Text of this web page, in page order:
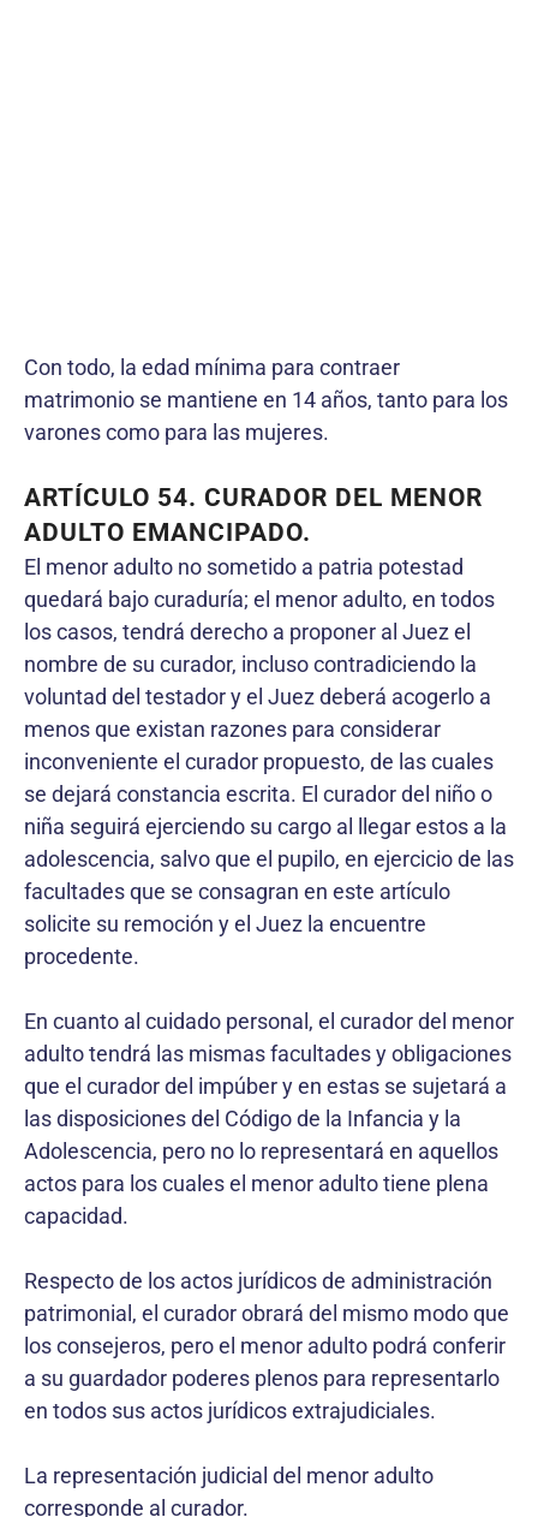
Con todo, la edad mínima para contraer
matrimonio se mantiene en 14 años, tanto para los
varones como para las mujeres.
ARTÍCULO 54. CURADOR DEL MENOR
ADULTO EMANCIPADO.
El menor adulto no sometido a patria potestad
quedará bajo curaduría; el menor adulto, en todos
los casos, tendrá derecho a proponer al Juez el
nombre de su curador, incluso contradiciendo la
voluntad del testador y el Juez deberá acogerlo a
menos que existan razones para considerar
inconveniente el curador propuesto, de las cuales
se dejará constancia escrita. El curador del niño o
niña seguirá ejerciendo su cargo al llegar estos a la
adolescencia, salvo que el pupilo, en ejercicio de las
facultades que se consagran en este artículo
solicite su remoción y el Juez la encuentre
procedente.
En cuanto al cuidado personal, el curador del menor
adulto tendrá las mismas facultades y obligaciones
que el curador del impúber y en estas se sujetará a
las disposiciones del Código de la Infancia y la
Adolescencia, pero no lo representará en aquellos
actos para los cuales el menor adulto tiene plena
capacidad.
Respecto de los actos jurídicos de administración
patrimonial, el curador obrará del mismo modo que
los consejeros, pero el menor adulto podrá conferir
a su guardador poderes plenos para representarlo
en todos sus actos jurídicos extrajudiciales.
La representación judicial del menor adulto
corresponde al curador.